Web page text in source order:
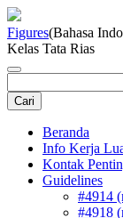
Figures(Bahasa
Kelas Tata Rias
Beranda
Info Kerja
Kontak
Guidelines
#4914
#4918